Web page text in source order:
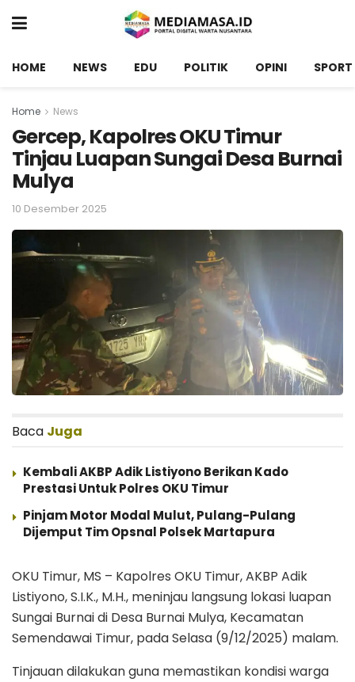
HOME NEWS EDU POLITIK OPINI SPORT
Home News
Gercep, Kapolres OKU Timur
Tinjau Luapan Sungai Desa Burnai
Mulya
10 Desember 2025
Baca Juga
Kembali AKBP Adik Listiyono Berikan Kado
Prestasi Untuk Polres OKU Timur
Pinjam Motor Modal Mulut, Pulang-Pulang
Dijemput Tim Opsnal Polsek Martapura
OKU Timur, MS – Kapolres OKU Timur, AKBP Adik
Listiyono, S.I.K., M.H., meninjau langsung lokasi luapan
Sungai Burnai di Desa Burnai Mulya, Kecamatan
Semendawai Timur, pada Selasa (9/12/2025) malam.
Tinjauan dilakukan guna memastikan kondisi warga